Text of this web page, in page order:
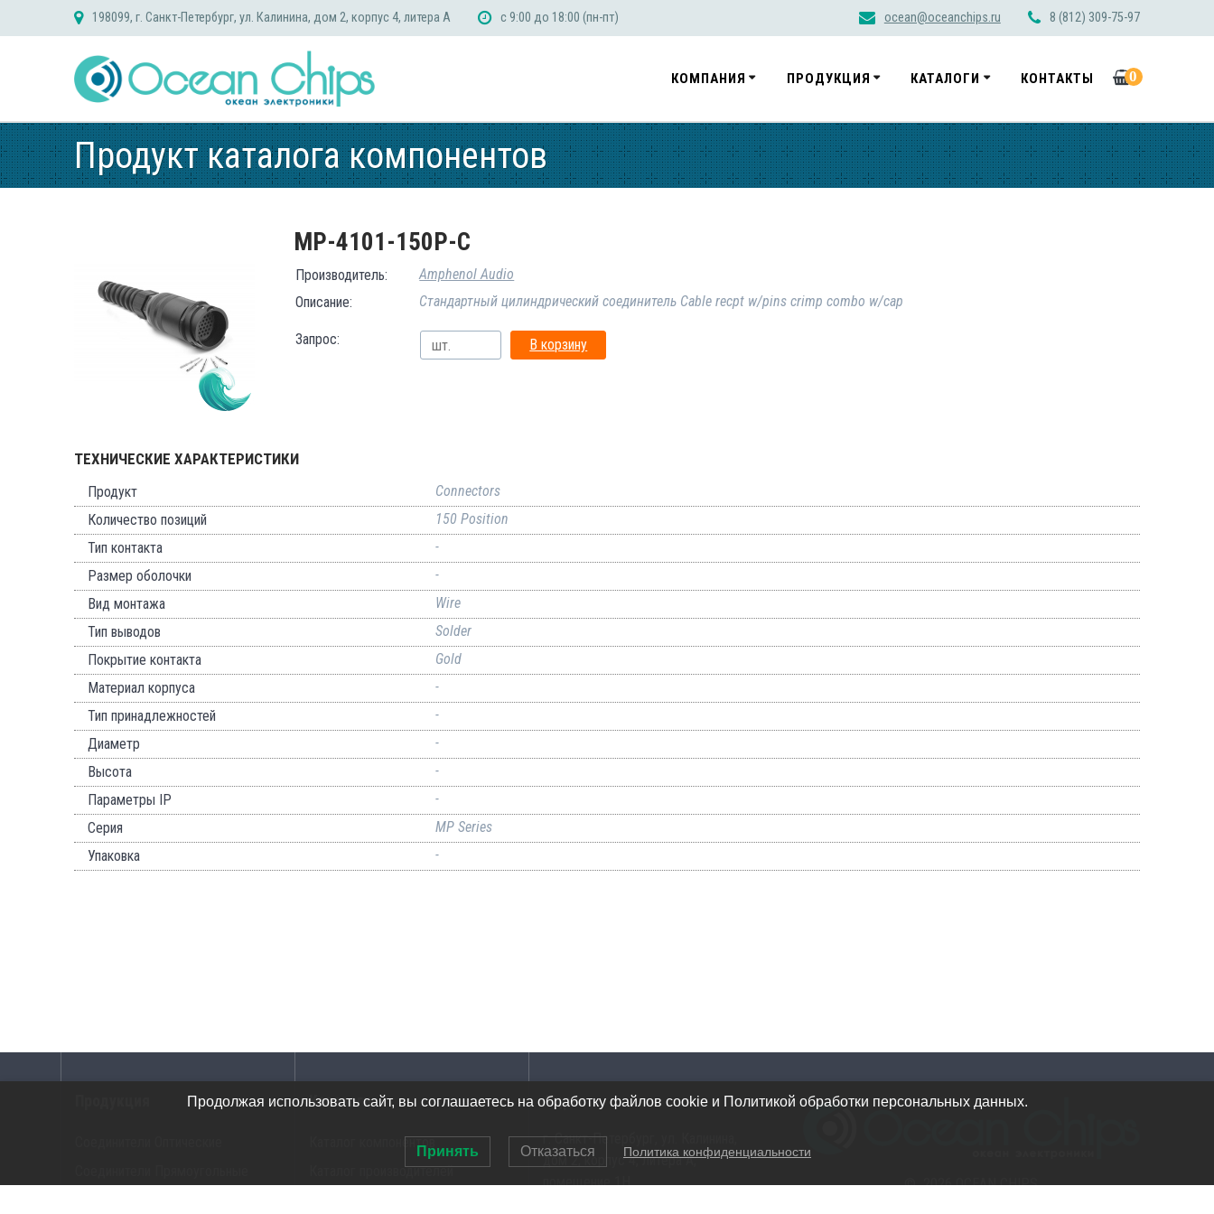
198099, г. Санкт-Петербург, ул. Калинина, дом 2, корпус 4, литера А с 9:00 до 18:00 (пн-пт) ocean@oceanchips.ru 8 (812) 309-75-97
КОМПАНИЯ ПРОДУКЦИЯ КАТАЛОГИ КОНТАКТЫ 0
Продукт каталога компонентов
MP-4101-150P-C
Производитель:
Amphenol Audio
Описание:
Стандартный цилиндрический соединитель Cable recpt w/pins crimp combo w/cap
Запрос: В корзину
ТЕХНИЧЕСКИЕ ХАРАКТЕРИСТИКИ
Продукт
Connectors
Количество позиций
150 Position
Тип контакта
-
Размер оболочки
-
Вид монтажа
Wire
Тип выводов
Solder
Покрытие контакта
Gold
Материал корпуса
-
Тип принадлежностей
-
Диаметр
-
Высота
-
Параметры IP
-
Серия
MP Series
Упаковка
-
Каталоги
Каталог компонентов
Каталог производителей
Адрес
г. Санкт-Петербург, ул. Калинина,
дом 2, корпус 4, литера А,
помещение 1Н
© 2026 OCEAN CHIPS
Продолжая использовать сайт, вы соглашаетесь на обработку файлов cookie и Политикой обработки персональных данных.
Принять Отказаться Политика конфиденциальности